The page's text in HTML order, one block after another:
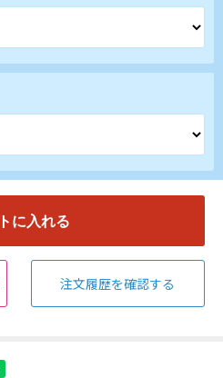
注文履歴を確認する